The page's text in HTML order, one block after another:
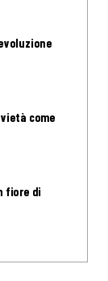
come
fiore di